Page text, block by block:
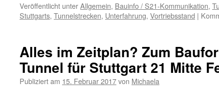
Veröffentlicht unterAllgemein, Bauinfo / S21-Kommunikation,
Stuttgarts, Tunnelstrecken, Unterfahrung, Vortriebsstand |
Alles im Zeitplan? Zum
Tunnel für Stuttgart 21 Mitte
Publiziert am 15. Februar 2017von Michaela